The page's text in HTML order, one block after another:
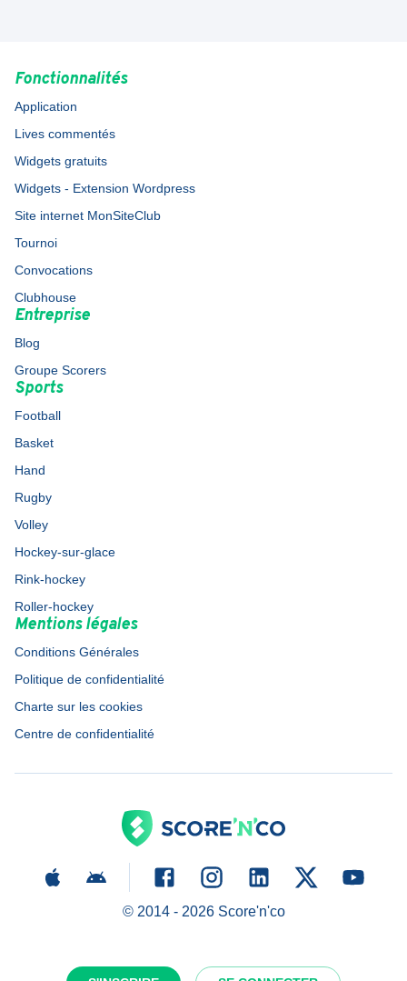
Fonctionnalités
Application
Lives commentés
Widgets gratuits
Widgets - Extension Wordpress
Site internet MonSiteClub
Tournoi
Convocations
Clubhouse
Entreprise
Blog
Groupe Scorers
Sports
Football
Basket
Hand
Rugby
Volley
Hockey-sur-glace
Rink-hockey
Roller-hockey
Mentions légales
Conditions Générales
Politique de confidentialité
Charte sur les cookies
Centre de confidentialité
© 2014 - 2026Score'n'co